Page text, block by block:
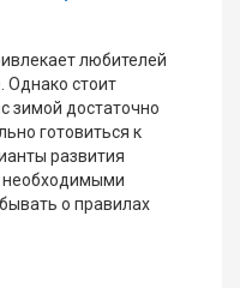
любителей
Однако стоит
зимой достаточно
готовиться к
развития
необходимыми
о правилах